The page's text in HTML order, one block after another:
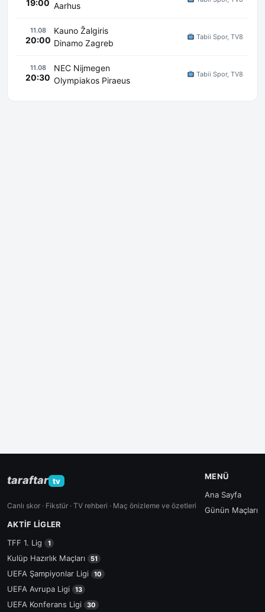
19:00 Aarhus
11.08
20:00
Kauno Žalgiris
Dinamo Zagreb
Tabii Spor, TV8
11.08
20:30
NEC Nijmegen
Olympiakos Piraeus
Tabii Spor, TV8
taraftar tv
Canlı skor · Fikstür · TV rehberi · Maç önizleme ve özetleri
MENÜ
Ana Sayfa
Günün Maçları
AKTIF LIGLER
TFF 1. Lig
1
Kulüp Hazırlık Maçları 51
UEFA Şampiyonlar Ligi 10
UEFA Avrupa Ligi 13
UEFA Konferans Ligi 30